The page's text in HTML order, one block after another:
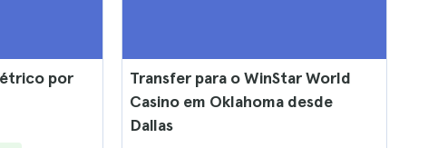
por
Transfer para o WinStar World
Casino em Oklahoma desde
Dallas